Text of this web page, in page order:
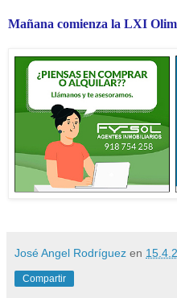
Mañana comienza la LXI
José Angel Rodríguez en
Compartir